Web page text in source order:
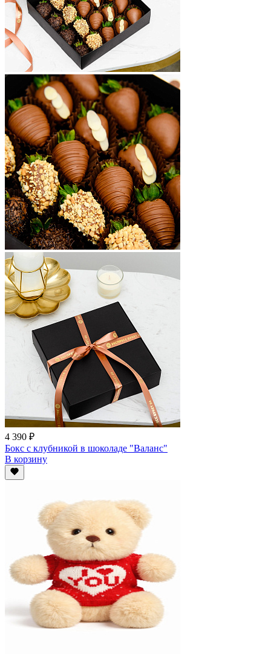
4 390 ₽
Бокс с клубникой в шоколаде "Валанс"
В корзину